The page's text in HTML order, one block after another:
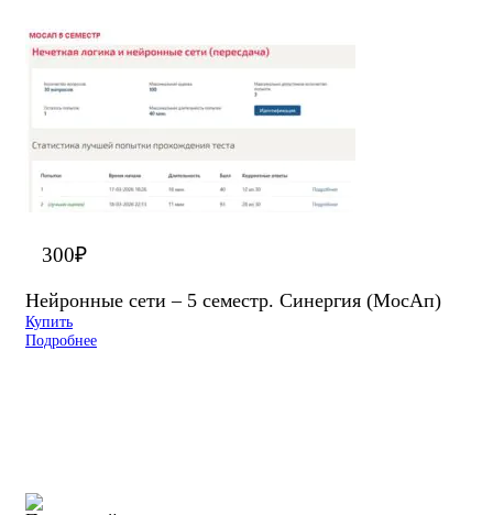
300₽
Нейронные сети – 5 семестр. Синергия (МосАп)
Купить
Подробнее